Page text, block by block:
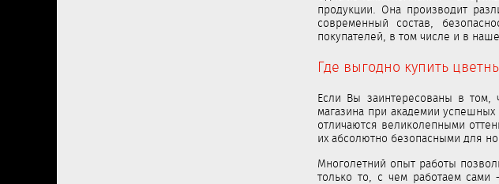
продукции. Она производит
современный состав,
покупателей, в том числе и в
Где выгодно купить
Если Вы заинтересованы в том,
магазина при академии
отличаются великолепными
их абсолютно безопасными для
Многолетний опыт работы
только то, с чем работаем сами